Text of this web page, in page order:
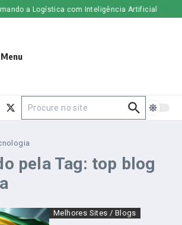
a Logística com Inteligência Artificial
pela Tag: top blog
Melhores Sites / Blogs